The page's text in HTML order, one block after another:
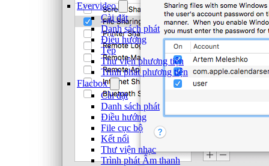
Evervideo
Cài đặt
Danh sách phát
Điều hướng
Tệp
Thư viện phương tiện
Trình phát phương tiện
Flacbox
Cài đặt
Danh sách phát
Điều hướng
File cục bộ
Kết nối
Thư viện nhạc
Trình phát Âm thanh